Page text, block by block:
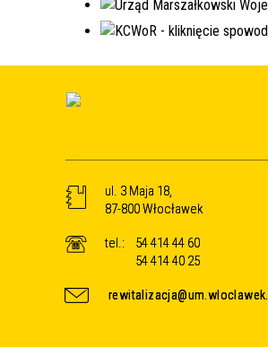
ul. 3 Maja 18,
87-800 Włocławek
tel.:
54 414 44 60
54 414 40 25